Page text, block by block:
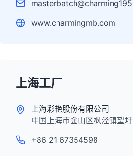
www.charmingmb.com
上海工厂
上海彩艳股份有限公司
中国上海市金山区枫泾镇望
+86 21 67354598